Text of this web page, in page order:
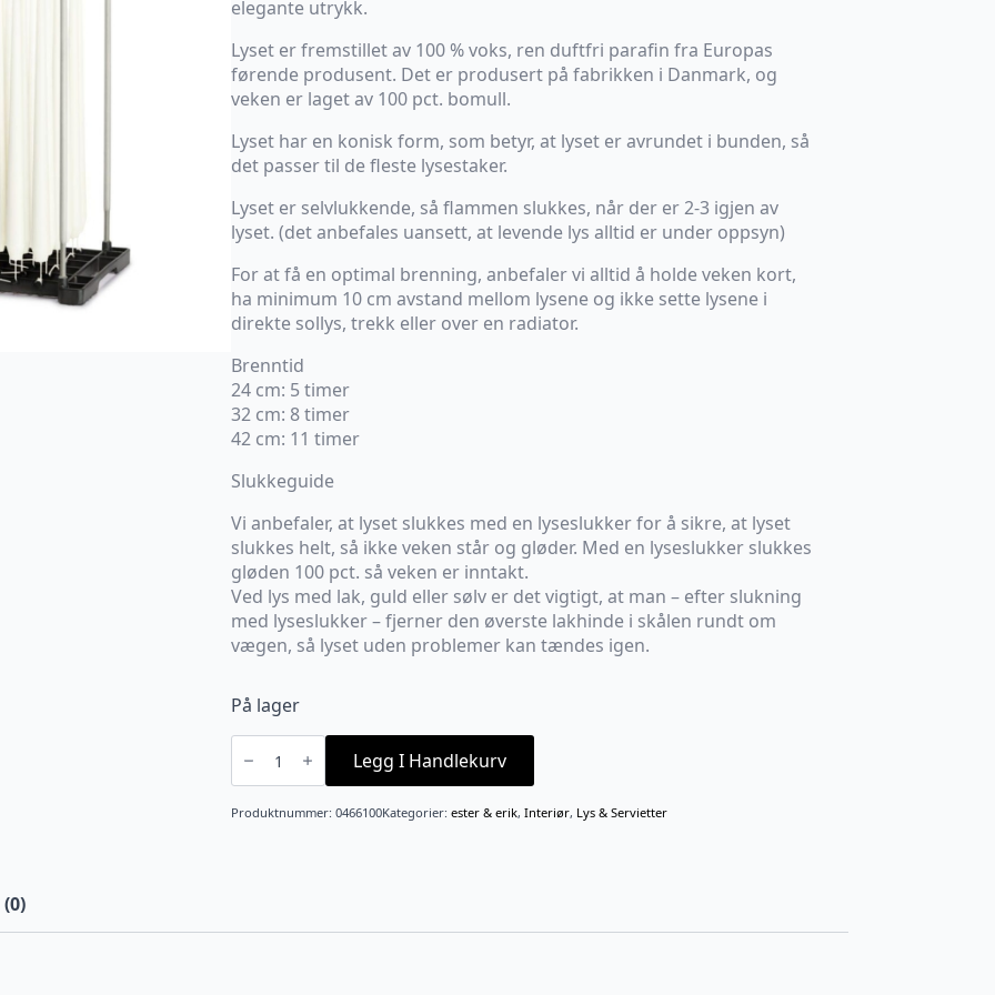
elegante utrykk.
Lyset er fremstillet av 100 % voks, ren duftfri parafin fra Europas
førende produsent. Det er produsert på fabrikken i Danmark, og
veken er laget av 100 pct. bomull.
Lyset har en konisk form, som betyr, at lyset er avrundet i bunden, så
det passer til de fleste lysestaker.
Lyset er selvlukkende, så flammen slukkes, når der er 2-3 igjen av
lyset. (det anbefales uansett, at levende lys alltid er under oppsyn)
For at få en optimal brenning, anbefaler vi alltid å holde veken kort,
ha minimum 10 cm avstand mellom lysene og ikke sette lysene i
direkte sollys, trekk eller over en radiator.
Brenntid
24 cm: 5 timer
32 cm: 8 timer
42 cm: 11 timer
Slukkeguide
Vi anbefaler, at lyset slukkes med en lyseslukker for å sikre, at lyset
slukkes helt, så ikke veken står og gløder. Med en lyseslukker slukkes
gløden 100 pct. så veken er inntakt.
Ved lys med lak, guld eller sølv er det vigtigt, at man – efter slukning
med lyseslukker – fjerner den øverste lakhinde i skålen rundt om
vægen, så lyset uden problemer kan tændes igen.
På lager
Stakelys
42
Col.
10
Silky
Legg I Handlekurv
Produktnummer: 0466100Kategorier: ester & erik, Interiør, Lys & Servietter